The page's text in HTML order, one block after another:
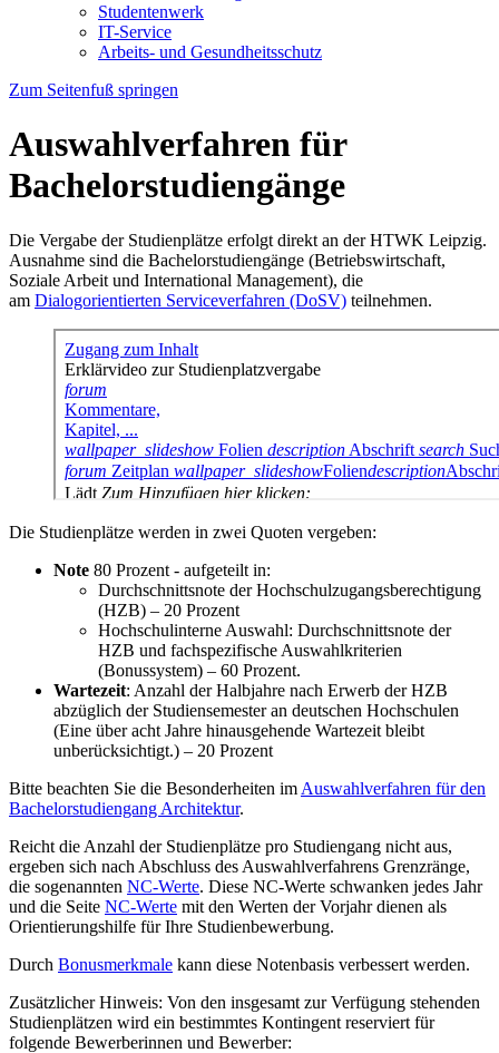
Studentenwerk
IT-Service
Arbeits- und Gesundheitsschutz
Zum Seitenfuß springen
Auswahlverfahren für
Bachelorstudiengänge
Die Vergabe der Studienplätze erfolgt direkt an der HTWK Leipzig.
Ausnahme sind die Bachelorstudiengänge (Betriebswirtschaft,
Soziale Arbeit und International Management), die
am Dialogorientierten Serviceverfahren (DoSV) teilnehmen.
Die Studienplätze werden in zwei Quoten vergeben:
Note 80 Prozent - aufgeteilt in:
Durchschnittsnote der Hochschulzugangsberechtigung
(HZB) – 20 Prozent
Hochschulinterne Auswahl: Durchschnittsnote der
HZB und fachspezifische Auswahlkriterien
(Bonussystem) – 60 Prozent.
Wartezeit: Anzahl der Halbjahre nach Erwerb der HZB
abzüglich der Studiensemester an deutschen Hochschulen
(Eine über acht Jahre hinausgehende Wartezeit bleibt
unberücksichtigt.) – 20 Prozent
Bitte beachten Sie die Besonderheiten im Auswahlverfahren für den
Bachelorstudiengang Architektur.
Reicht die Anzahl der Studienplätze pro Studiengang nicht aus,
ergeben sich nach Abschluss des Auswahlverfahrens Grenzränge,
die sogenannten NC-Werte. Diese NC-Werte schwanken jedes Jahr
und die Seite NC-Werte mit den Werten der Vorjahr dienen als
Orientierungshilfe für Ihre Studienbewerbung.
Durch Bonusmerkmale kann diese Notenbasis verbessert werden.
Zusätzlicher Hinweis: Von den insgesamt zur Verfügung stehenden
Studienplätzen wird ein bestimmtes Kontingent reserviert für
folgende Bewerberinnen und Bewerber: